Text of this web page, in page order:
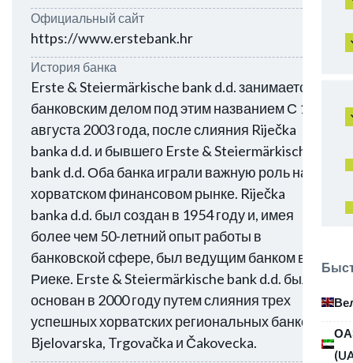
Официальный сайт
https://www.erstebank.hr
История банка
Erste & Steiermärkische bank d.d. занимается
банковским делом под этим названием С 1
августа 2003 года, после слияния Riječka
banka d.d. и бывшего Erste & Steiermärkische
bank d.d. Оба банка играли важную роль на
хорватском финансовом рынке. Riječka
banka d.d. был создан в 1954 году и, имея
более чем 50-летний опыт работы в
банковской сфере, был ведущим банком в
Риеке. Erste & Steiermärkische bank d.d. был
основан в 2000 году путем слияния трех
успешных хорватских региональных банков:
Bjelovarska, Trgovačka и Čakovecka.